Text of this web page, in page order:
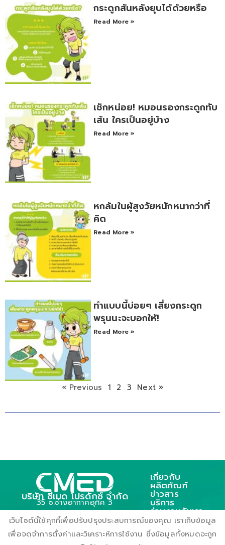
กระดูกสันหลังยุบได้ด้วยหรือ
Read More »
เช็กหน่อย! หมอนรองกระดูกทับ
เส้น ใครเป็นอยู่บ้าง
Read More »
หกล้มในผู้สูงวัยหนักหนากว่าที่
คิด
Read More »
ทำแบบนี้บ่อยๆ เสี่ยงกระดูก
พรุนนะจะบอกให้!
Read More »
« Previous 1 2 3 Next »
บริษัท ซีเมด โปรดักซ์ จำกัด
35 ซ.ช่างอากาศอุทิศ 3
ถ.ช่างอากาศอุทิศ แขวงดอนเมือง
เขตตอนเมือง กรุงเทพฯ 10210
เกี่ยวกับ
ผลิตภัณฑ์
ข่าวสาร
บริการ
ร่วมงานกับเรา
ติดต่อเรา
เว็บไซต์นี้ใช้คุกกี้เพื่อปรับปรุงประสบการณ์ของคุณ เราเก็บข้อมูล
เพื่อจดจำการตั้งค่าและวิเคราะห์การใช้งาน ซึ่งข้อมูลทั้งหมดจะถูก